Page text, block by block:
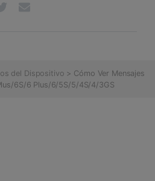
del Dispositivo > Cómo Ver Mensajes
6S/6 Plus/6/5S/5/4S/4/3GS